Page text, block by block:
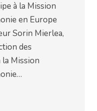
à la Mission
en Europe
Sorin Mierlea,
des
la Mission